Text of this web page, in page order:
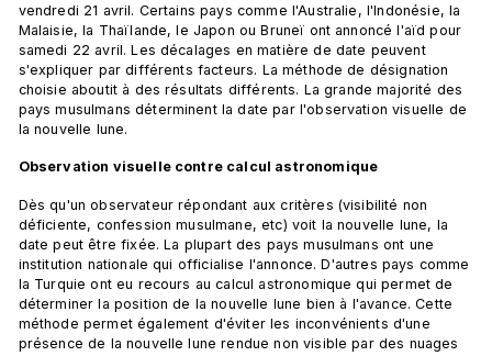
vendredi 21 avril. Certains pays comme l'Australie, l'Indonésie, la
Malaisie, la Thaïlande, le Japon ou Bruneï ont annoncé l'aïd pour
samedi 22 avril. Les décalages en matière de date peuvent
s'expliquer par différents facteurs. La méthode de désignation
choisie aboutit à des résultats différents. La grande majorité des
pays musulmans déterminent la date par l'observation visuelle de
la nouvelle lune.
Observation visuelle contre calcul astronomique
Dès qu'un observateur répondant aux critères (visibilité non
déficiente, confession musulmane, etc) voit la nouvelle lune, la
date peut être fixée. La plupart des pays musulmans ont une
institution nationale qui officialise l'annonce. D'autres pays comme
la Turquie ont eu recours au calcul astronomique qui permet de
déterminer la position de la nouvelle lune bien à l'avance. Cette
méthode permet également d'éviter les inconvénients d'une
présence de la nouvelle lune rendue non visible par des nuages